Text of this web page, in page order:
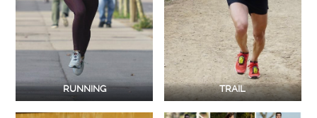
RUNNING TRAIL